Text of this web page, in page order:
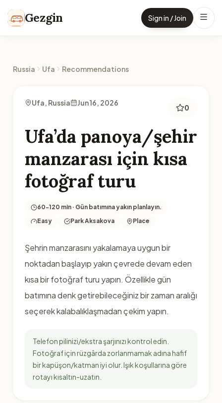
Gezgin Sign in / Join
Russia Ufa Recommendations
Ufa, Russia Jun 16, 2026
0
Ufa’da panoya/şehir
manzarası için kısa
fotoğraf turu
60-120 min · Gün batımına yakın planlayın.
Easy
Park Aksakova Place
Şehrin manzarasını yakalamaya uygun bir
noktadan başlayıp yakın çevrede devam eden
kısa bir fotoğraf turu yapın. Özellikle gün
batımına denk getirebileceğiniz bir zaman aralığı
seçerek kalabalıklaşmadan çekim yapın.
Telefon pilinizi/ekstra şarjınızı kontrol edin.
Fotoğraf için rüzgârda zorlanmamak adına hafif
bir kapüşon/katman iyi olur. Işık koşullarına göre
rotayı kısaltın-uzatın.